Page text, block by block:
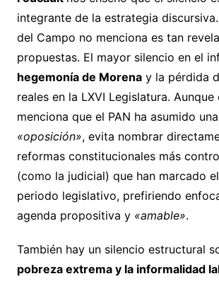
integrante de la estrategia
del Campo no menciona es tan
propuestas. El mayor silencio en el
hegemonía de Morenay la pérdida
reales en la LXVI Legislatura. Aunque
menciona que el PAN ha asumido
«oposición», evita nombrar
reformas constitucionales más
(como la judicial) que han marcado
periodo legislativo, prefiriendo
agenda propositiva y «amable».
También hay un silencio estructural
pobreza extrema y la informalidad